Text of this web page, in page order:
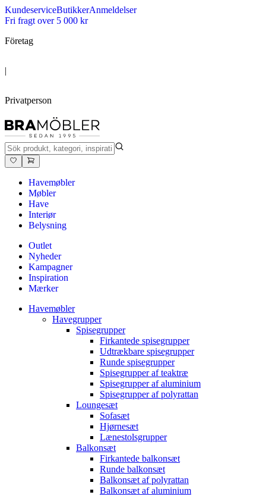
KundeserviceButikkerAnmeldelser
Fri fragt over 5 000 kr
Företag
|
Privatperson
Havemøbler
Møbler
Have
Interiør
Belysning
Outlet
Nyheder
Kampagner
Inspiration
Mærker
Havemøbler
Havegrupper
Spisegrupper
Firkantede spisegrupper
Udtrækbare spisegrupper
Runde spisegrupper
Spisegrupper af teaktræ
Spisegrupper af aluminium
Spisegrupper af polyrattan
Loungesæt
Sofasæt
Hjørnesæt
Lænestolsgrupper
Balkonsæt
Firkantede balkonsæt
Runde balkonsæt
Balkonsæt af polyrattan
Balkonsæt af aluminium